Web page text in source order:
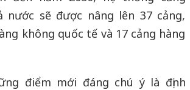
nước sẽ được nâng lên 37 cảng,
không quốc tế và 17 cảng hàng
điểm mới đáng chú ý là định